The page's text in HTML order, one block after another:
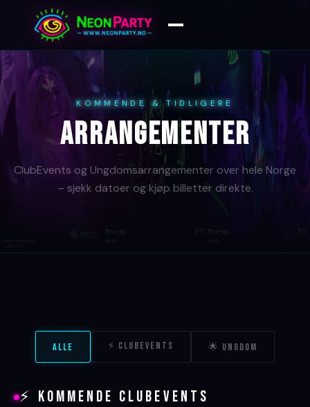
KOMMENDE & TIDLIGERE
ARRANGEMENTER
ClubEvents og Ungdomsarrangementer over hele Norge
– sjekk datoer og kjøp billetter direkte.
ALLE ⚡ CLUBEVENTS 🌟 UNGDOM
⚡ KOMMENDE CLUBEVENTS